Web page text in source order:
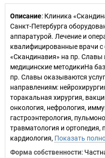
Описание: Клиника
Санкт-Петербурга
аппаратурой. Лечение и
квалифицированные врачи
«Скандинавия» на пр. Славы
медицинские методикиНа
пр. Славы оказываются
направлениям:
торакальная хирургия,
онкология, нефрология,
гастроэнтерология,
травматология и ортопедия,
кардиология, Показать
Форма собственности: